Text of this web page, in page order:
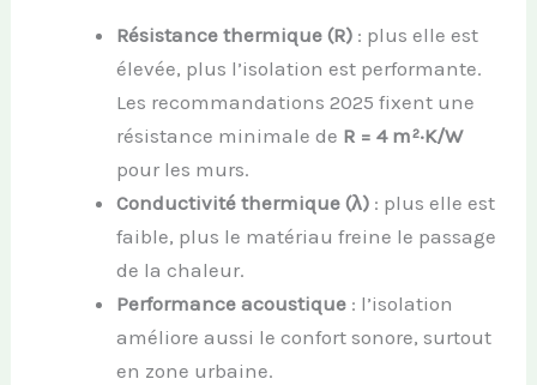
Résistance thermique (R) : plus elle est
élevée, plus l’isolation est performante.
Les recommandations 2025 fixent une
résistance minimale de R = 4 m²·K/W
pour les murs.
Conductivité thermique (λ) : plus elle est
faible, plus le matériau freine le passage
de la chaleur.
Performance acoustique : l’isolation
améliore aussi le confort sonore, surtout
en zone urbaine.